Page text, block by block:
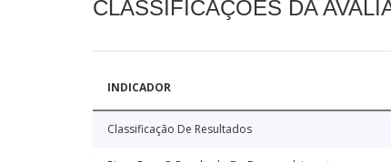
CLASSIFICAÇÕES DA
INDICADOR
Classificação De Resultados